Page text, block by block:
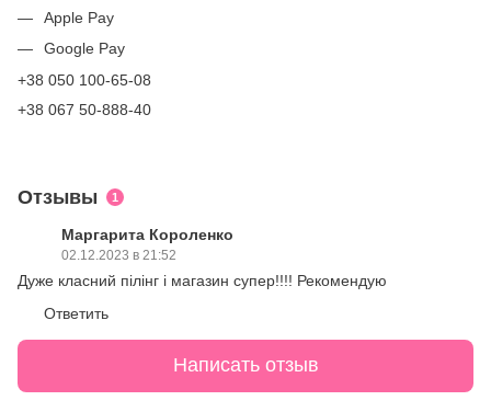
Apple Pay
Google Pay
+38 050 100-65-08
+38 067 50-888-40
Отзывы 1
Маргарита Короленко
02.12.2023 в 21:52
Дуже класний пілінг і магазин супер!!!! Рекомендую
Ответить
Написать отзыв